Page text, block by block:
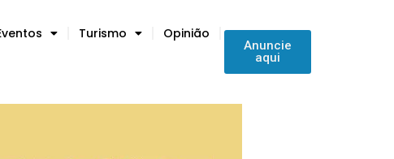
Turismo Opinião
Anuncie
aqui